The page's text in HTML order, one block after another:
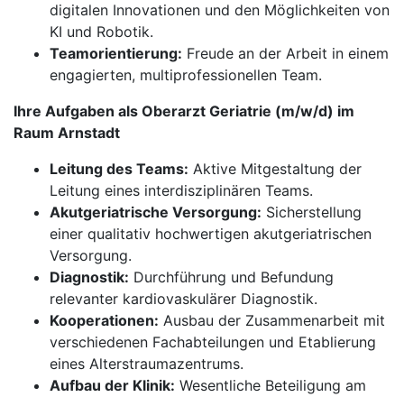
digitalen Innovationen und den Möglichkeiten von
KI und Robotik.
Teamorientierung: Freude an der Arbeit in einem
engagierten, multiprofessionellen Team.
Ihre Aufgaben als Oberarzt Geriatrie (m/w/d) im
Raum Arnstadt
Leitung des Teams: Aktive Mitgestaltung der
Leitung eines interdisziplinären Teams.
Akutgeriatrische Versorgung: Sicherstellung
einer qualitativ hochwertigen akutgeriatrischen
Versorgung.
Diagnostik: Durchführung und Befundung
relevanter kardiovaskulärer Diagnostik.
Kooperationen: Ausbau der Zusammenarbeit mit
verschiedenen Fachabteilungen und Etablierung
eines Alterstraumazentrums.
Aufbau der Klinik: Wesentliche Beteiligung am